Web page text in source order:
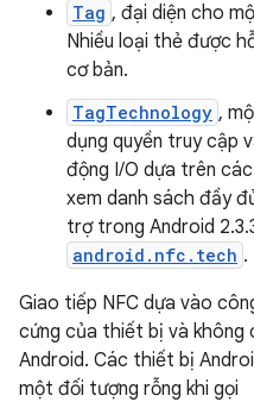
Tag , đại diện cho
Nhiều loại thẻ được
cơ bản.
TagTechnology ,
dụng quyền truy cập
động I/O dựa trên
xem danh sách đầy
trợ trong Android
android.nfc.tech .
Giao tiếp NFC dựa vào
cứng của thiết bị và
Android. Các thiết bị
một đối tượng rỗng khi gọi